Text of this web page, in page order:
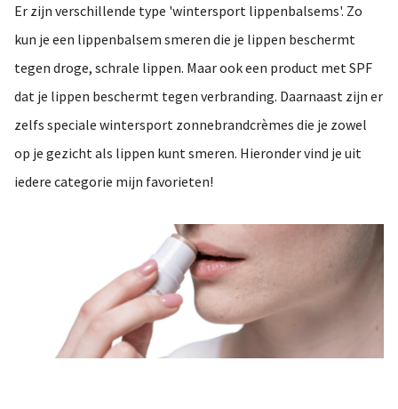
Er zijn verschillende type 'wintersport lippenbalsems'. Zo
kun je een lippenbalsem smeren die je lippen beschermt
tegen droge, schrale lippen. Maar ook een product met SPF
dat je lippen beschermt tegen verbranding. Daarnaast zijn er
zelfs speciale wintersport zonnebrandcrèmes die je zowel
op je gezicht als lippen kunt smeren. Hieronder vind je uit
iedere categorie mijn favorieten!